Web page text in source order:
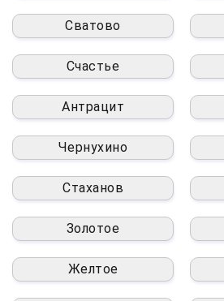
Сватово
Счастье
Антрацит
Чернухино
Стаханов
Золотое
Желтое